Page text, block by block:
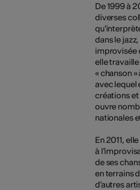
De 1999 à
diverses
dans le
improvisée
elle
« chanson
avec lequel
créations
ouvre
nationales
En 2011,
à
de ses
en terrains
d'autres